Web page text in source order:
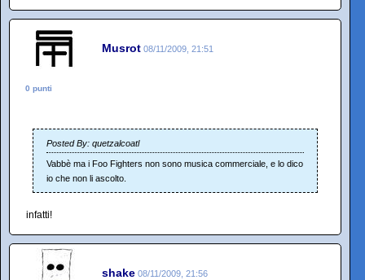
Musrot 08/11/2009, 21:51
0 punti
Posted By: quetzalcoatl
Vabbè ma i Foo Fighters non sono musica commerciale, e lo dico
io che non li ascolto.
infatti!
shake 08/11/2009, 21:56